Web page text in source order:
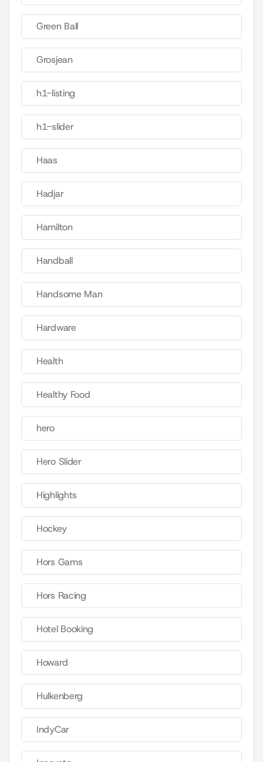
Green Ball
Grosjean
h1-listing
h1-slider
Haas
Hadjar
Hamilton
Handball
Handsome Man
Hardware
Health
Healthy Food
hero
Hero Slider
Highlights
Hockey
Hors Gams
Hors Racing
Hotel Booking
Howard
Hulkenberg
IndyCar